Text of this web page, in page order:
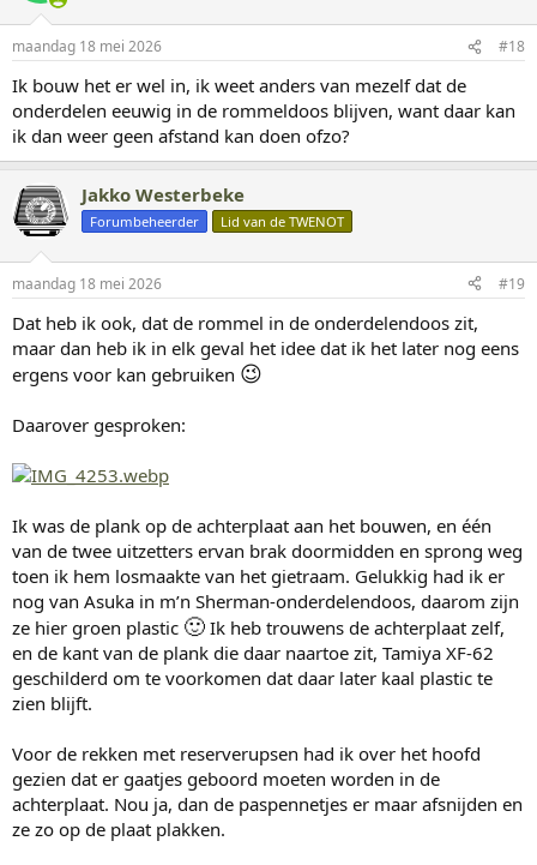
n
e
n
:
maandag 18 mei 2026 #18
Ik bouw het er wel in, ik weet anders van mezelf dat de
onderdelen eeuwig in de rommeldoos blijven, want daar kan
ik dan weer geen afstand kan doen ofzo?
Jakko Westerbeke
Forumbeheerder Lid van de TWENOT
maandag 18 mei 2026 #19
Dat heb ik ook, dat de rommel in de onderdelendoos zit,
maar dan heb ik in elk geval het idee dat ik het later nog eens
ergens voor kan gebruiken 😉
Daarover gesproken:
Ik was de plank op de achterplaat aan het bouwen, en één
van de twee uitzetters ervan brak doormidden en sprong weg
toen ik hem losmaakte van het gietraam. Gelukkig had ik er
nog van Asuka in m’n Sherman-onderdelendoos, daarom zijn
ze hier groen plastic 🙂 Ik heb trouwens de achterplaat zelf,
en de kant van de plank die daar naartoe zit, Tamiya XF-62
geschilderd om te voorkomen dat daar later kaal plastic te
zien blijft.
Voor de rekken met reserverupsen had ik over het hoofd
gezien dat er gaatjes geboord moeten worden in de
achterplaat. Nou ja, dan de paspennetjes er maar afsnijden en
ze zo op de plaat plakken.